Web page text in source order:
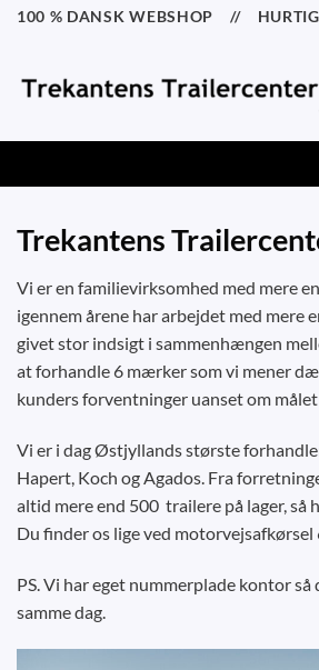
Fortsæt
100 % DANSK WEBSHOP //
Trekantens
Vi er en familievirksomhed med mere
igennem årene har arbejdet med mere
givet stor indsigt i sammenhængen
at forhandle 6 mærker som vi mener
kunders forventninger uanset om
Vi er i dag Østjyllands største
Hapert, Koch og Agados. Fra
altid mere end 500 trailere på lager, så
Du finder os lige ved motorvejsafkørsel
PS. Vi har eget nummerplade kontor
samme dag.